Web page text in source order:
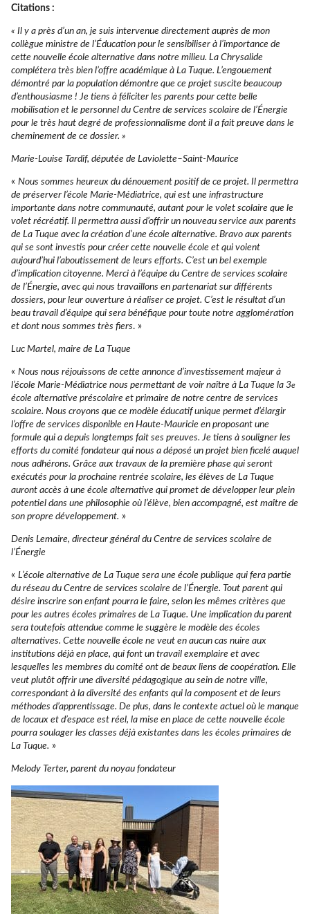
Citations :
« Il y a près d’un an, je suis intervenue directement auprès de mon
collègue ministre de l’Éducation pour le sensibiliser à l’importance de
cette nouvelle école alternative dans notre milieu. La Chrysalide
complétera très bien l’offre académique à La Tuque. L’engouement
démontré par la population démontre que ce projet suscite beaucoup
d’enthousiasme ! Je tiens à féliciter les parents pour cette belle
mobilisation et le personnel du Centre de services scolaire de l’Énergie
pour le très haut degré de professionnalisme dont il a fait preuve dans le
cheminement de ce dossier. »
Marie-Louise Tardif, députée de Laviolette–Saint-Maurice
« Nous sommes heureux du dénouement positif de ce projet. Il permettra
de préserver l’école Marie-Médiatrice, qui est une infrastructure
importante dans notre communauté, autant pour le volet scolaire que le
volet récréatif. Il permettra aussi d’offrir un nouveau service aux parents
de La Tuque avec la création d’une école alternative. Bravo aux parents
qui se sont investis pour créer cette nouvelle école et qui voient
aujourd’hui l’aboutissement de leurs efforts. C’est un bel exemple
d’implication citoyenne. Merci à l’équipe du Centre de services scolaire
de l’Énergie, avec qui nous travaillons en partenariat sur différents
dossiers, pour leur ouverture à réaliser ce projet. C’est le résultat d’un
beau travail d’équipe qui sera bénéfique pour toute notre agglomération
et dont nous sommes très fiers. »
Luc Martel, maire de La Tuque
« Nous nous réjouissons de cette annonce d’investissement majeur à
l’école Marie-Médiatrice nous permettant de voir naître à La Tuque la 3e
école alternative préscolaire et primaire de notre centre de services
scolaire. Nous croyons que ce modèle éducatif unique permet d’élargir
l’offre de services disponible en Haute-Mauricie en proposant une
formule qui a depuis longtemps fait ses preuves. Je tiens à souligner les
efforts du comité fondateur qui nous a déposé un projet bien ficelé auquel
nous adhérons. Grâce aux travaux de la première phase qui seront
exécutés pour la prochaine rentrée scolaire, les élèves de La Tuque
auront accès à une école alternative qui promet de développer leur plein
potentiel dans une philosophie où l’élève, bien accompagné, est maître de
son propre développement. »
Denis Lemaire, directeur général du Centre de services scolaire de
l’Énergie
« L’école alternative de La Tuque sera une école publique qui fera partie
du réseau du Centre de services scolaire de l’Énergie. Tout parent qui
désire inscrire son enfant pourra le faire, selon les mêmes critères que
pour les autres écoles primaires de La Tuque. Une implication du parent
sera toutefois attendue comme le suggère le modèle des écoles
alternatives. Cette nouvelle école ne veut en aucun cas nuire aux
institutions déjà en place, qui font un travail exemplaire et avec
lesquelles les membres du comité ont de beaux liens de coopération. Elle
veut plutôt offrir une diversité pédagogique au sein de notre ville,
correspondant à la diversité des enfants qui la composent et de leurs
méthodes d’apprentissage. De plus, dans le contexte actuel où le manque
de locaux et d’espace est réel, la mise en place de cette nouvelle école
pourra soulager les classes déjà existantes dans les écoles primaires de
La Tuque. »
Melody Terter, parent du noyau fondateur